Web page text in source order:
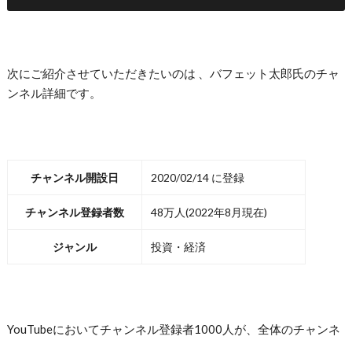
次にご紹介させていただきたいのは 、バフェット太郎氏のチャ
ンネル詳細です。
チャンネル開設日 2020/02/14 に登録
チャンネル登録者数 48万人(2022年8月現在)
ジャンル 投資・経済
YouTubeにおいてチャンネル登録者1000人が、全体のチャンネ